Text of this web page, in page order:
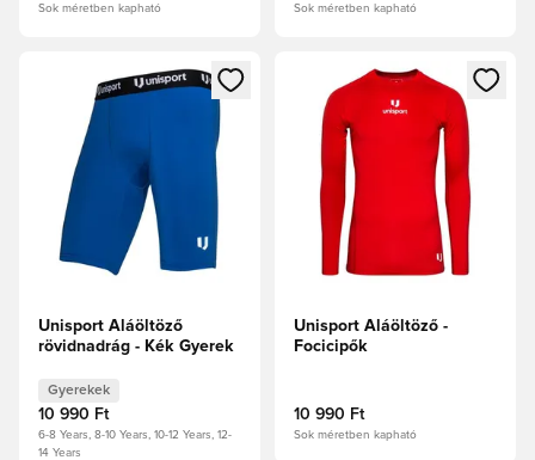
Sok méretben kapható Sok méretben kapható
Megnyit egy modált a bejelentkezéshez vagy a tagként
Unisport Aláöltöző
rövidnadrág - Kék Gyerek
Gyerekek
10 990 Ft
6-8 Years, 8-10 Years, 10-12 Years, 12-
14 Years
Megnyit egy modált a
Unisport Aláöltöző -
Focicipők
10 990 Ft
Sok méretben kapható